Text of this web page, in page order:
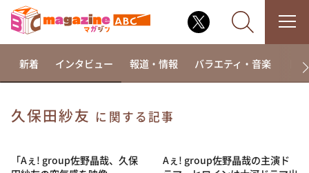
相席食堂
新着 インタビュー 報道・情報 バラエティ・音楽 ド
久保田紗友 に関する記事
「Aぇ! group佐野晶哉、久保
Aぇ! group佐野晶哉の主演ド